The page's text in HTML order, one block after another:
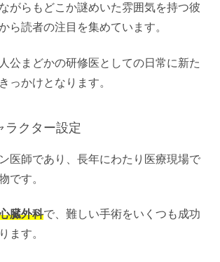
がらもどこか謎めいた雰囲気を持つ彼
ら読者の注目を集めています。
公まどかの研修医としての日常に新た
っかけとなります。
ラクター設定
医師であり、長年にわたり医療現場で
です。
臓外科で、難しい手術をいくつも成功
ます。